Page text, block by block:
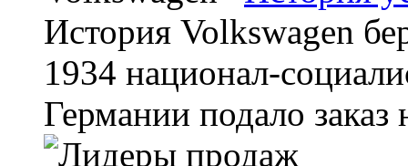
История Volkswagen
1934 национал-
Германии подало заказ